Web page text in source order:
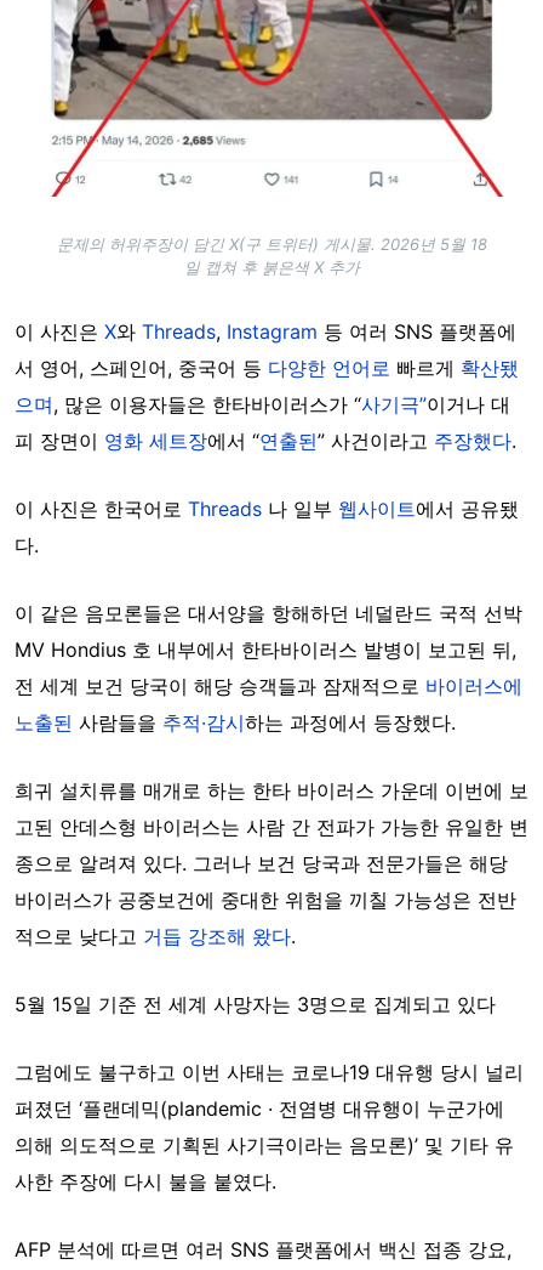
문제의 허위주장이 담긴 X(구 트위터) 게시물. 2026년 5월 18
일 캡쳐 후 붉은색 X 추가
이 사진은 X와 Threads, Instagram 등 여러 SNS 플랫폼에
서 영어, 스페인어, 중국어 등 다양한 언어로 빠르게 확산됐
으며, 많은 이용자들은 한타바이러스가 “사기극”이거나 대
피 장면이 영화 세트장에서 “연출된” 사건이라고 주장했다.
이 사진은 한국어로 Threads 나 일부 웹사이트에서 공유됐
다.
이 같은 음모론들은 대서양을 항해하던 네덜란드 국적 선박
MV Hondius 호 내부에서 한타바이러스 발병이 보고된 뒤,
전 세계 보건 당국이 해당 승객들과 잠재적으로 바이러스에
노출된 사람들을 추적·감시하는 과정에서 등장했다.
희귀 설치류를 매개로 하는 한타 바이러스 가운데 이번에 보
고된 안데스형 바이러스는 사람 간 전파가 가능한 유일한 변
종으로 알려져 있다. 그러나 보건 당국과 전문가들은 해당
바이러스가 공중보건에 중대한 위험을 끼칠 가능성은 전반
적으로 낮다고 거듭 강조해 왔다.
5월 15일 기준 전 세계 사망자는 3명으로 집계되고 있다
그럼에도 불구하고 이번 사태는 코로나19 대유행 당시 널리
퍼졌던 ‘플랜데믹(plandemic · 전염병 대유행이 누군가에
의해 의도적으로 기획된 사기극이라는 음모론)’ 및 기타 유
사한 주장에 다시 불을 붙였다.
AFP 분석에 따르면 여러 SNS 플랫폼에서 백신 접종 강요,